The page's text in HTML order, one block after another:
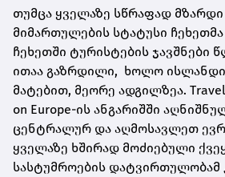
თუმცა ყველაზე სწრაფად
მიმართულების სტატუსი
ჩეხეთში ტურისტების ჯავშნები
ითაა გაზრდილი, ხოლო
მატებით, მეორე ადგილზეა. Travel
on Europe-ის ანგარიშში
ცენტრალურ და აღმოსავლეთ
ყველაზე ხშირად მოძიებული
სასტუმროების დატვირთულობამ